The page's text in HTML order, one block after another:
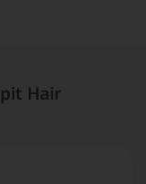
Hair